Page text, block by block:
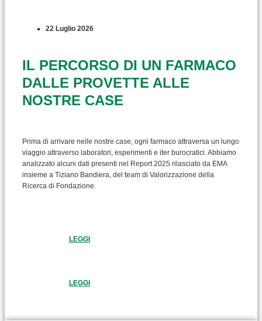
22 Luglio 2026
IL PERCORSO DI UN FARMACO
DALLE PROVETTE ALLE
NOSTRE CASE
Prima di arrivare nelle nostre case, ogni farmaco attraversa un lungo
viaggio attraverso laboratori, esperimenti e iter burocratici. Abbiamo
analizzato alcuni dati presenti nel Report 2025 rilasciato da EMA
insieme a Tiziano Bandiera, del team di Valorizzazione della
Ricerca di Fondazione.
LEGGI
LEGGI